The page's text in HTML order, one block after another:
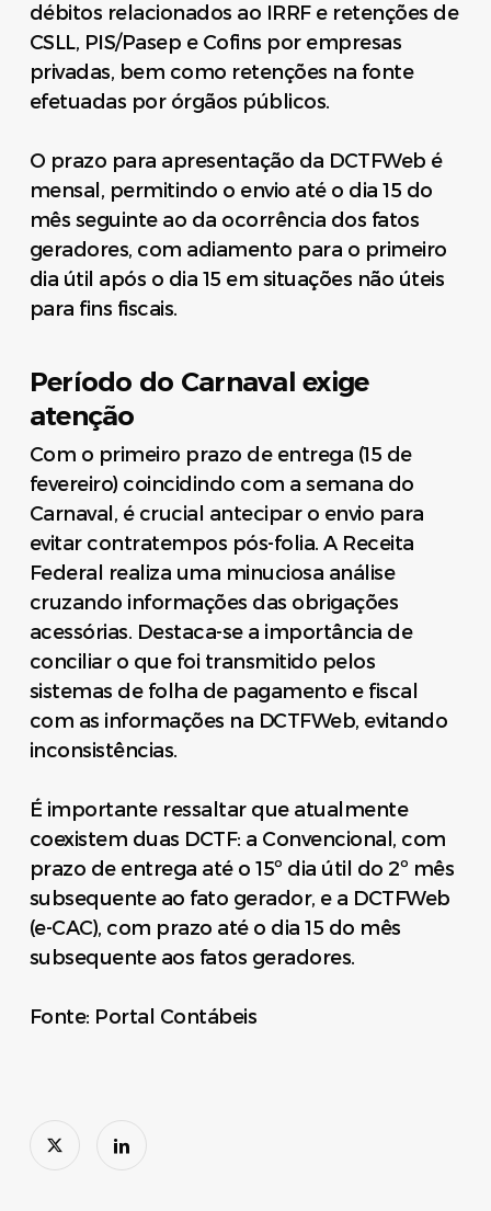
débitos relacionados ao IRRF e retenções de
CSLL, PIS/Pasep e Cofins por empresas
privadas, bem como retenções na fonte
efetuadas por órgãos públicos.
O prazo para apresentação da DCTFWeb é
mensal, permitindo o envio até o dia 15 do
mês seguinte ao da ocorrência dos fatos
geradores, com adiamento para o primeiro
dia útil após o dia 15 em situações não úteis
para fins fiscais.
Período do Carnaval exige
atenção
Com o primeiro prazo de entrega (15 de
fevereiro) coincidindo com a semana do
Carnaval, é crucial antecipar o envio para
evitar contratempos pós-folia. A Receita
Federal realiza uma minuciosa análise
cruzando informações das obrigações
acessórias. Destaca-se a importância de
conciliar o que foi transmitido pelos
sistemas de folha de pagamento e fiscal
com as informações na DCTFWeb, evitando
inconsistências.
É importante ressaltar que atualmente
coexistem duas DCTF: a Convencional, com
prazo de entrega até o 15º dia útil do 2º mês
subsequente ao fato gerador, e a DCTFWeb
(e-CAC), com prazo até o dia 15 do mês
subsequente aos fatos geradores.
Fonte: Portal Contábeis